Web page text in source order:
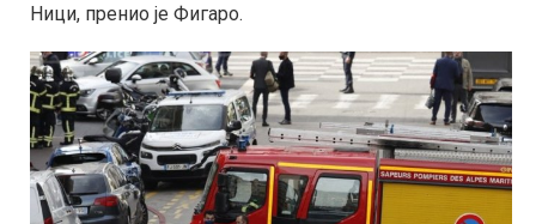
Ници, пренио је Фигаро.